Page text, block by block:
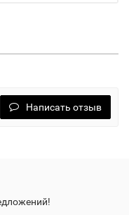
Написать отзыв